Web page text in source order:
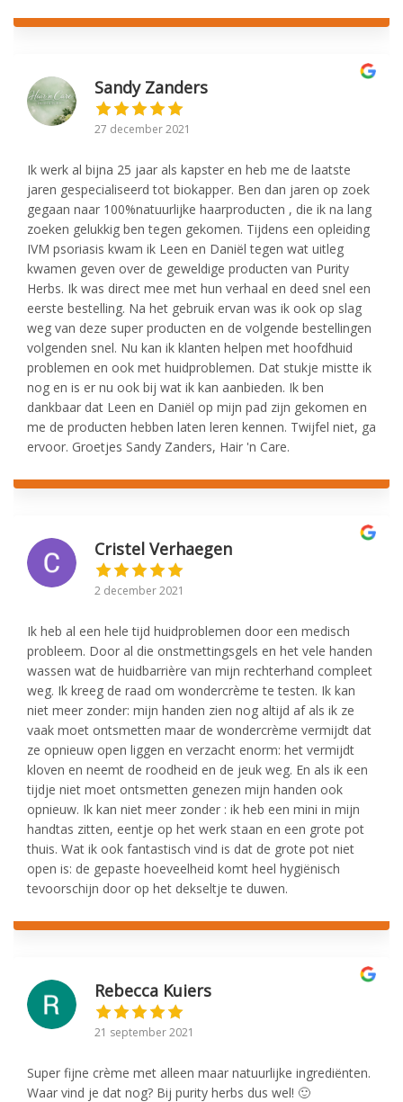
Sandy Zanders
27 december 2021
Ik werk al bijna 25 jaar als kapster en heb me de laatste
jaren gespecialiseerd tot biokapper. Ben dan jaren op zoek
gegaan naar 100%natuurlijke haarproducten , die ik na lang
zoeken gelukkig ben tegen gekomen. Tijdens een opleiding
IVM psoriasis kwam ik Leen en Daniël tegen wat uitleg
kwamen geven over de geweldige producten van Purity
Herbs. Ik was direct mee met hun verhaal en deed snel een
eerste bestelling. Na het gebruik ervan was ik ook op slag
weg van deze super producten en de volgende bestellingen
volgenden snel. Nu kan ik klanten helpen met hoofdhuid
problemen en ook met huidproblemen. Dat stukje mistte ik
nog en is er nu ook bij wat ik kan aanbieden. Ik ben
dankbaar dat Leen en Daniël op mijn pad zijn gekomen en
me de producten hebben laten leren kennen. Twijfel niet, ga
ervoor. Groetjes Sandy Zanders, Hair 'n Care.
Cristel Verhaegen
2 december 2021
Ik heb al een hele tijd huidproblemen door een medisch
probleem. Door al die onstmettingsgels en het vele handen
wassen wat de huidbarrière van mijn rechterhand compleet
weg. Ik kreeg de raad om wondercrème te testen. Ik kan
niet meer zonder: mijn handen zien nog altijd af als ik ze
vaak moet ontsmetten maar de wondercrème vermijdt dat
ze opnieuw open liggen en verzacht enorm: het vermijdt
kloven en neemt de roodheid en de jeuk weg. En als ik een
tijdje niet moet ontsmetten genezen mijn handen ook
opnieuw. Ik kan niet meer zonder : ik heb een mini in mijn
handtas zitten, eentje op het werk staan en een grote pot
thuis. Wat ik ook fantastisch vind is dat de grote pot niet
open is: de gepaste hoeveelheid komt heel hygiënisch
tevoorschijn door op het dekseltje te duwen.
Rebecca Kuiers
21 september 2021
Super fijne crème met alleen maar natuurlijke ingrediënten.
Waar vind je dat nog? Bij purity herbs dus wel! 🙂